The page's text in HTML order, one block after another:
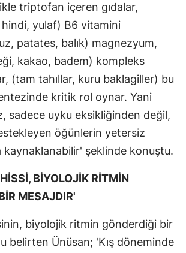
triptofan içeren gıdalar,
yulaf) B6 vitamini
patates, balık) magnezyum,
kakao, badem) kompleks
(tam tahıllar, kuru baklagiller) bu
kritik rol oynar. Yani
sadece uyku eksikliğinden değil,
öğünlerin yetersiz
kaynaklanabilir' şeklinde konuştu.
BİYOLOJİK RİTMİN
MESAJDIR'
biyolojik ritmin gönderdiği bir
belirten Ünüsan; 'Kış döneminde